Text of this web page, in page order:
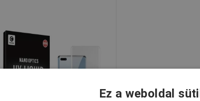
Ez a weboldal